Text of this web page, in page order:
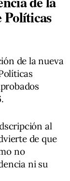
Políticas
de la nueva
al
de que
no
ni su